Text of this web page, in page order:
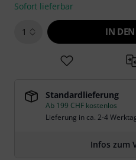
Sofort lieferbar
1 IN
Standardlieferung
Ab 199 CHF kostenlos
Lieferung in ca. 2-4
Infos zum